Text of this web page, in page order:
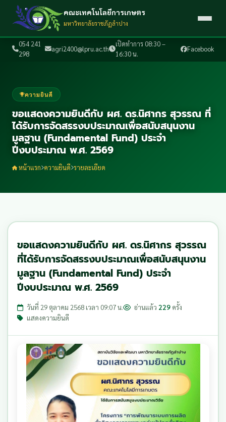
054 241
298
agri2400@lpru.ac.th
เปิดทำการ 08:30 –
16:30 น.
Facebook
คณะเทคโนโลยีการเกษตร
มหาวิทยาลัยราชภัฏลำปาง
ความยินดี
ขอแสดงความยินดีกับ ผศ. ดร.นิศากร สุวรรณ ที่
ได้รับการจัดสรรงบประมาณเพื่อสนับสนุนงาน
มูลฐาน (Fundamental Fund) ประจำ
ปีงบประมาณ พ.ศ. 2569
หน้าแรก ความยินดี รายละเอียด
ขอแสดงความยินดีกับ ผศ. ดร.นิศากร สุวรรณ
ที่ได้รับการจัดสรรงบประมาณเพื่อสนับสนุนงาน
มูลฐาน (Fundamental Fund) ประจำ
ปีงบประมาณ พ.ศ. 2569
วันที่ 29 ตุลาคม 2568 เวลา 09:07 น. อ่านแล้ว 229ครั้ง
แสดงความยินดี